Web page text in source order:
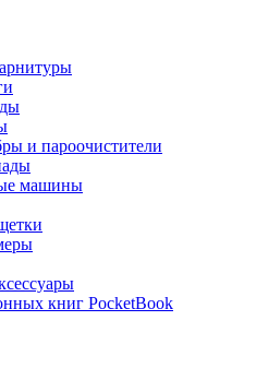
и пароочистители
машины
книг PocketBook